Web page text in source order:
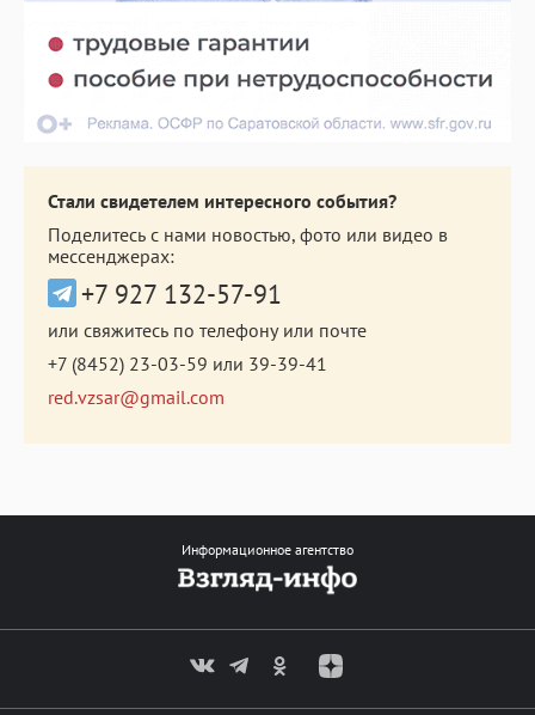
Стали свидетелем интересного события?
Поделитесь с нами новостью, фото или видео в
мессенджерах:
+7 927 132-57-91
или свяжитесь по телефону или почте
+7 (8452) 23-03-59 или 39-39-41
red.vzsar@gmail.com
Информационное агентство